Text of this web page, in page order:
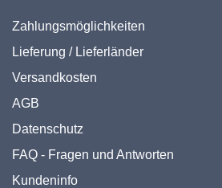
Zahlungsmöglichkeiten
Lieferung / Lieferländer
Versandkosten
AGB
Datenschutz
FAQ - Fragen und Antworten
Kundeninfo